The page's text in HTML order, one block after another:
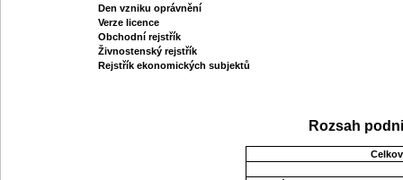
Den vzniku oprávnění
Verze licence
Obchodní rejstřík
Živnostenský rejstřík
Rejstřík ekonomických subjektů
Rozsah